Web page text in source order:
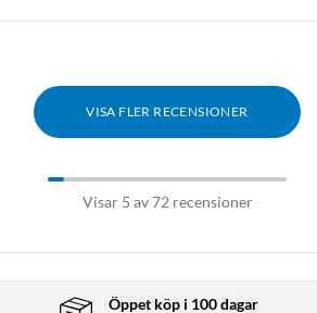
VISA FLER RECENSIONER
Visar 5 av 72 recensioner
Öppet köp i 100 dagar